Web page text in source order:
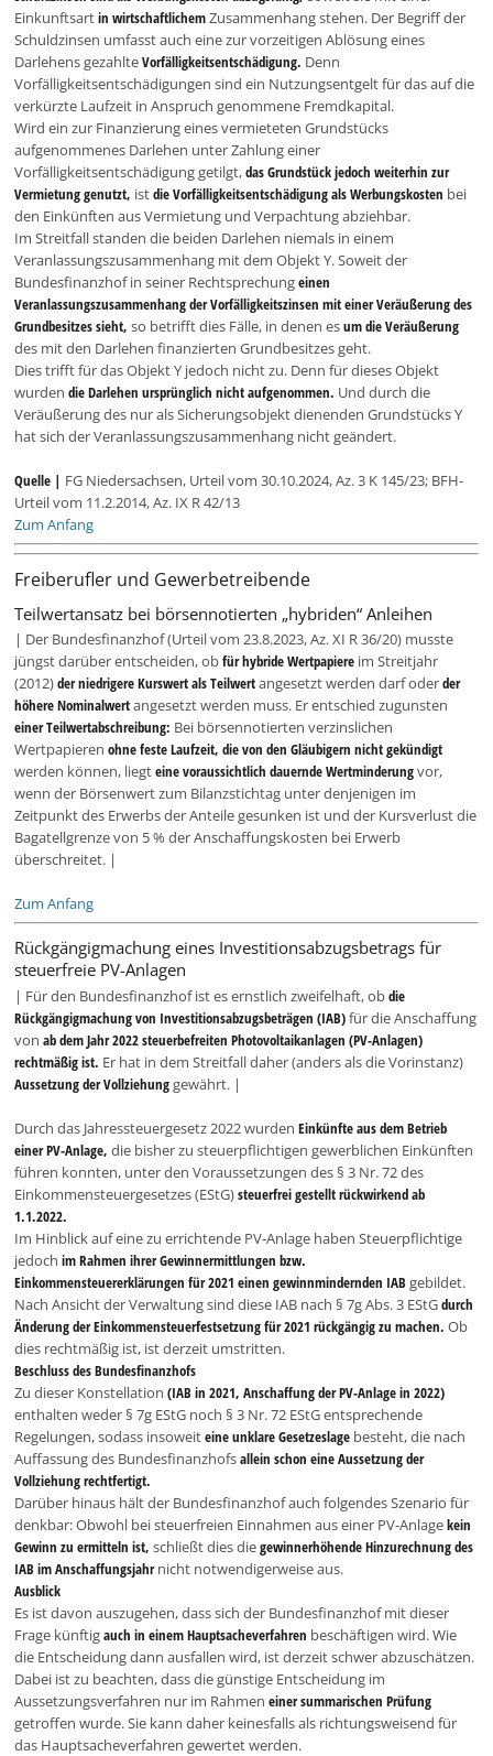
Einkunftsartin wirtschaftlichemZusammenhang stehen. Der Begriff der
Schuldzinsen umfasst auch eine zur vorzeitigen Ablösung eines
Darlehens gezahlteVorfälligkeitsentschädigung. Denn
Vorfälligkeitsentschädigungen sind ein Nutzungsentgelt für das auf die
verkürzte Laufzeit in Anspruch genommene Fremdkapital.
Wird ein zur Finanzierung eines vermieteten Grundstücks
aufgenommenes Darlehen unter Zahlung einer
Vorfälligkeitsentschädigung getilgt,das Grundstück jedoch weiterhin zur
Vermietung genutzt, istdie Vorfälligkeitsentschädigung als Werbungskosten bei
den Einkünften aus Vermietung und Verpachtung abziehbar.
Im Streitfall standen die beiden Darlehen niemals in einem
Veranlassungszusammenhang mit dem Objekt Y. Soweit der
Bundesfinanzhof in seiner Rechtsprechungeinen
Veranlassungszusammenhang der Vorfälligkeitszinsen mit einer Veräußerung des
Grundbesitzes sieht, so betrifft dies Fälle, in denen esum die Veräußerung
des mit den Darlehen finanzierten Grundbesitzes geht.
Dies trifft für das Objekt Y jedoch nicht zu. Denn für dieses Objekt
wurdendie Darlehen ursprünglich nicht aufgenommen. Und durch die
Veräußerung des nur als Sicherungsobjekt dienenden Grundstücks Y
hat sich der Veranlassungszusammenhang nicht geändert.
Quelle | FG Niedersachsen, Urteil vom 30.10.2024, Az. 3 K 145/23; BFH-
Urteil vom 11.2.2014, Az. IX R 42/13
Zum Anfang
Freiberufler und Gewerbetreibende
Teilwertansatz bei börsennotierten „hybriden“ Anleihen
| Der Bundesfinanzhof (Urteil vom 23.8.2023, Az. XI R 36/20) musste
jüngst darüber entscheiden, obfür hybride Wertpapiere im Streitjahr
(2012)der niedrigere Kurswert als Teilwertangesetzt werden darf oderder
höhere Nominalwertangesetzt werden muss. Er entschied zugunsten
einer Teilwertabschreibung: Bei börsennotierten verzinslichen
Wertpapierenohne feste Laufzeit, die von den Gläubigern nicht gekündigt
werden können, liegteine voraussichtlich dauernde Wertminderungvor,
wenn der Börsenwert zum Bilanzstichtag unter denjenigen im
Zeitpunkt des Erwerbs der Anteile gesunken ist und der Kursverlust die
Bagatellgrenze von 5 % der Anschaffungskosten bei Erwerb
überschreitet. |
Zum Anfang
Rückgängigmachung eines Investitionsabzugsbetrags für
steuerfreie PV-Anlagen
| Für den Bundesfinanzhof ist es ernstlich zweifelhaft, obdie
Rückgängigmachung von Investitionsabzugsbeträgen (IAB)für die Anschaffung
vonab dem Jahr 2022 steuerbefreiten Photovoltaikanlagen (PV-Anlagen)
rechtmäßig ist. Er hat in dem Streitfall daher (anders als die Vorinstanz)
Aussetzung der Vollziehunggewährt. |
Durch das Jahressteuergesetz 2022 wurdenEinkünfte aus dem Betrieb
einer PV-Anlage, die bisher zu steuerpflichtigen gewerblichen Einkünften
führen konnten, unter den Voraussetzungen des § 3 Nr. 72 des
Einkommensteuergesetzes (EStG)steuerfrei gestelltrückwirkend ab
1.1.2022.
Im Hinblick auf eine zu errichtende PV-Anlage haben Steuerpflichtige
jedochim Rahmen ihrer Gewinnermittlungen bzw.
Einkommensteuererklärungen für 2021 einen gewinnmindernden IABgebildet.
Nach Ansicht der Verwaltung sind diese IAB nach § 7g Abs. 3 EStGdurch
Änderung der Einkommensteuerfestsetzung für 2021 rückgängig zu machen. Ob
dies rechtmäßig ist, ist derzeit umstritten.
Beschluss des Bundesfinanzhofs
Zu dieser Konstellation(IAB in 2021, Anschaffung der PV-Anlage in 2022)
enthalten weder § 7g EStG noch § 3 Nr. 72 EStG entsprechende
Regelungen, sodass insoweiteine unklare Gesetzeslage besteht, die nach
Auffassung des Bundesfinanzhofsallein schon eine Aussetzung der
Vollziehung rechtfertigt.
Darüber hinaus hält der Bundesfinanzhof auch folgendes Szenario für
denkbar: Obwohl bei steuerfreien Einnahmen aus einer PV-Anlagekein
Gewinn zu ermitteln ist, schließt dies diegewinnerhöhende Hinzurechnung des
IAB im Anschaffungsjahrnicht notwendigerweise aus.
Ausblick
Es ist davon auszugehen, dass sich der Bundesfinanzhof mit dieser
Frage künftigauch in einem Hauptsacheverfahren beschäftigen wird. Wie
die Entscheidung dann ausfallen wird, ist derzeit schwer abzuschätzen.
Dabei ist zu beachten, dass die günstige Entscheidung im
Aussetzungsverfahren nur im Rahmen einer summarischen Prüfung
getroffen wurde. Sie kann daher keinesfalls als richtungsweisend für
das Hauptsacheverfahren gewertet werden.